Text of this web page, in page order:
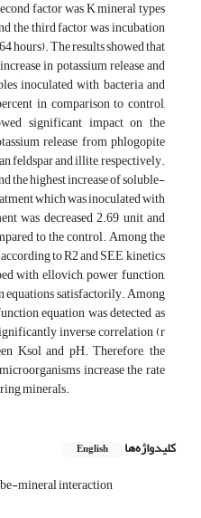
factor was K mineral types
the third factor was incubation
64 hours). The results showed that
in potassium release and
inoculated with bacteria and
in comparison to control,
significant impact on the
release from phlogopite
feldspar and illite, respectively.
the highest increase of soluble-
which was inoculated with
was decreased 2.69 unit and
to the control. Among the
to R2 and SEE, kinetics
with ellovich, power function,
satisfactorily. Among
equation was detected as
inverse correlation (r
Ksol and pH. Therefore, the
increase the rate
minerals.
کلیدواژه‌ها English
mineral interaction